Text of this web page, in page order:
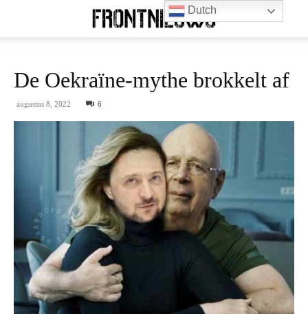
De Oekraïne-mythe brokkelt af
augustus 8, 2022 6
Dutch